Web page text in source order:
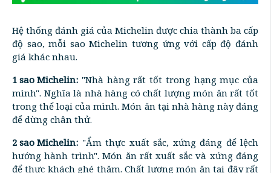
Hệ thống đánh giá của Michelin được chia thành ba cấp
độ sao, mỗi sao Michelin tương ứng với cấp độ đánh
giá khác nhau.
1 sao Michelin: "Nhà hàng rất tốt trong hạng mục của
mình". Nghĩa là nhà hàng có chất lượng món ăn rất tốt
trong thể loại của mình. Món ăn tại nhà hàng này đáng
để dừng chân thử.
2 sao Michelin: "Ẩm thực xuất sắc, xứng đáng để lệch
hướng hành trình". Món ăn rất xuất sắc và xứng đáng
để thực khách ghé thăm. Chất lượng món ăn tại đây rất